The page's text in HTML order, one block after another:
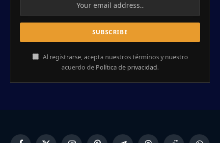
Al registrarse, acepta nuestros términos y nuestro
acuerdo de Política de privacidad.